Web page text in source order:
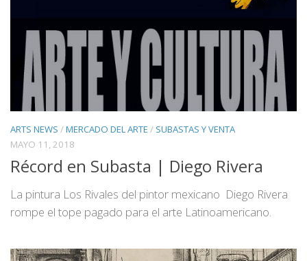
ARTS NEWS /MERCADO DEL ARTE / SUBASTAS Y VENTA
MAYO 11, 2018
Récord en Subasta | Diego Rivera
La pintura Los Rivales del pintor mexicano Diego Rivera
rompe el tope pagado para el arte Latinoamericano.